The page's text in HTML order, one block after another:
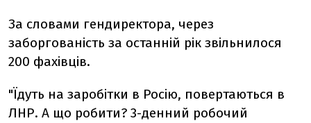
За словами гендиректора, через
заборгованість за останній рік звільнилося
200 фахівців.
"Їдуть на заробітки в Росію, повертаються в
ЛНР. А що робити? 3-денний робочий